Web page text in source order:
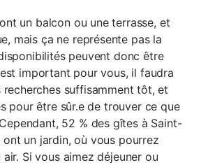
un balcon ou une terrasse, et
mais ça ne représente pas la
peuvent donc être
important pour vous, il faudra
suffisamment tôt, et
pour être sûr.e de trouver ce que
52 % des gîtes à Saint-
un jardin, où vous pourrez
Si vous aimez déjeuner ou